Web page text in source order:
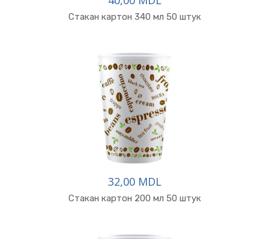
Стакан картон 340 мл 50 штук
32,00 MDL
Стакан картон 200 мл 50 штук